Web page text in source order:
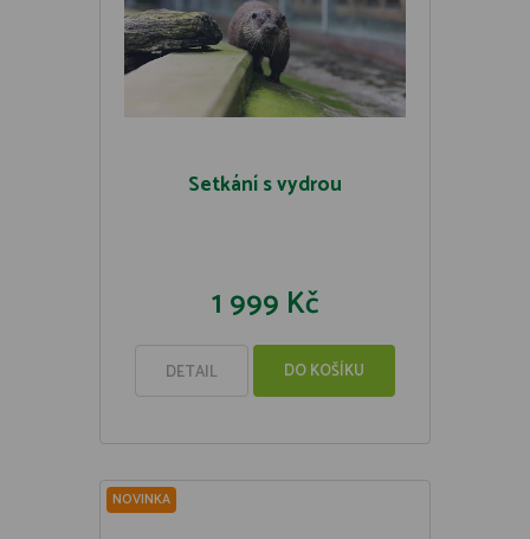
Setkání s vydrou
1 999 Kč
DETAIL DO KOŠÍKU
NOVINKA